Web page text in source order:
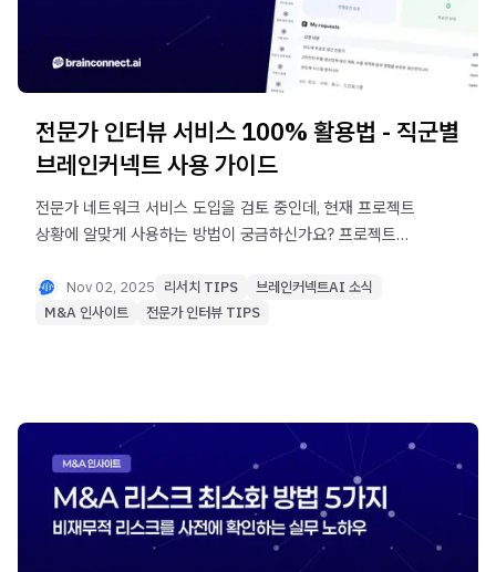
전문가 인터뷰 서비스 100% 활용법 - 직군별
브레인커넥트 사용 가이드
전문가 네트워크 서비스 도입을 검토 중인데, 현재 프로젝트
상황에 알맞게 사용하는 방법이 궁금하신가요? 프로젝트
직군별로, 상황별로 안내해드립니다.
Nov 02, 2025 리서치 TIPS
브레인커넥트AI 소식
M&A 인사이트
전문가 인터뷰 TIPS